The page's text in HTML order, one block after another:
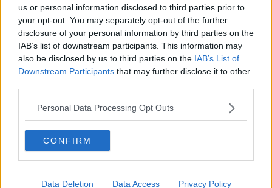
us or personal information disclosed to third parties prior to
your opt-out. You may separately opt-out of the further
disclosure of your personal information by third parties on the
IAB’s list of downstream participants. This information may
also be disclosed by us to third parties on the IAB’s List of
Downstream Participants that may further disclose it to other
Personal Data Processing Opt Outs
CONFIRM
Data Deletion Data Access Privacy Policy
Grazie al nuovo statuto, approvato nella sessione congressuale di
ieri e che ha prolungato il mandato fino a 4 anni, Salvini rimarrà alla
guida del Carroccio fino al 2029. La candidatura di Salvini alla
segretaria nazionale era la sola presentata.
terza conferma.
Stamani al congresso leghista, dal titolo
intervenuta con un videomessaggio la premier
Sotto il profilo internazionale, da Parigi si è collegata
attualmente consigliere anziano del presidente Usa
Donald Trump